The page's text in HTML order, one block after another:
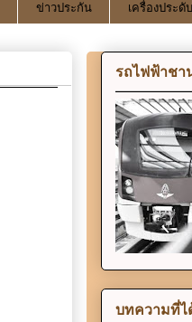
ข่าวประกัน เครื่องประดับ
รถไฟฟ้าชา
บทความที่ไ